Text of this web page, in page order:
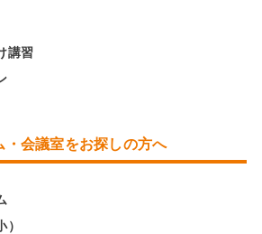
講習
・会議室をお探しの方へ